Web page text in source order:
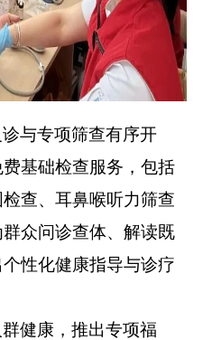
与专项筛查有序开
基础检查服务，包括
查、耳鼻喉听力筛查
众问诊查体、解读既
性化健康指导与诊疗
健康，推出专项福